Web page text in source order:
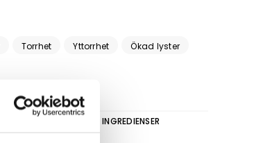
Torrhet Yttorrhet Ökad lyster
INGREDIENSER